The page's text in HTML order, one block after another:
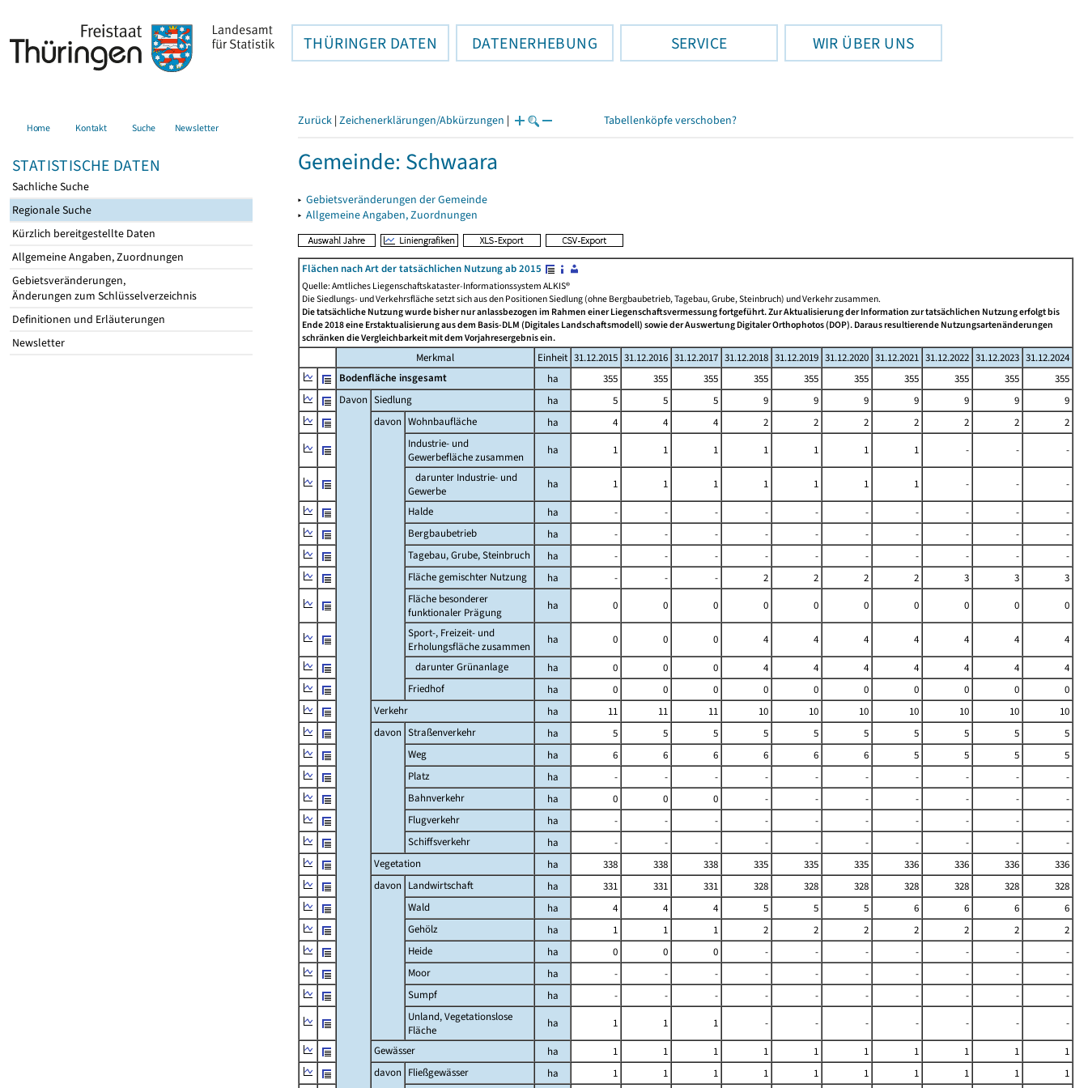
THÜRINGER DATEN DATENERHEBUNG SERVICE WIR ÜBER UNS
Home Kontakt Suche Newsletter
STATISTISCHE DATEN
Sachliche Suche
Regionale Suche
Kürzlich bereitgestellte Daten
Allgemeine Angaben, Zuordnungen
Gebietsveränderungen,
Änderungen zum Schlüsselverzeichnis
Definitionen und Erläuterungen
Newsletter
Zurück | Zeichenerklärungen/Abkürzungen | Tabellenköpfe verschoben?
Gemeinde: Schwaara
▸ Gebietsveränderungen der Gemeinde
▸ Allgemeine Angaben, Zuordnungen
Flächen nach Art der tatsächlichen Nutzung ab 2015
Quelle: Amtliches Liegenschaftskataster-Informationssystem ALKIS®
Die Siedlungs- und Verkehrsfläche setzt sich aus den Positionen Siedlung (ohne Bergbaubetrieb, Tagebau, Grube, Steinbruch) und Verkehr zusammen.
Die tatsächliche Nutzung wurde bisher nur anlassbezogen im Rahmen einer Liegenschaftsvermessung fortgeführt. Zur Aktualisierung der Information zur tatsächlichen Nutzung erfolgt bis
Ende 2018 eine Erstaktualisierung aus dem Basis-DLM (Digitales Landschaftsmodell) sowie der Auswertung Digitaler Orthophotos (DOP). Daraus resultierende Nutzungsartenänderungen
schränken die Vergleichbarkeit mit dem Vorjahresergebnis ein.
Merkmal Einheit 31.12.2015 31.12.2016 31.12.2017 31.12.2018 31.12.2019 31.12.2020 31.12.2021 31.12.2022 31.12.2023 31.12.2024
Bodenfläche insgesamt
ha 355 355 355 355 355 355 355 355 355
355
Davon Siedlung ha 5 5 5 9 9 9 9 9 9
9
davon Wohnbaufläche ha 4 4 4 2 2 2 2 2 2
2
Industrie- und
Gewerbefläche zusammen
ha 1 1 1 1 1 1 1 - -
-
darunter Industrie- und
Gewerbe
ha 1 1 1 1 1 1 1 - -
-
Halde
ha - - - - - - - - -
-
Bergbaubetrieb
ha - - - - - - - - -
-
Tagebau, Grube, Steinbruch
ha - - - - - - - - -
-
Fläche gemischter Nutzung
ha - - - 2 2 2 2 3 3
3
Fläche besonderer
funktionaler Prägung
ha 0 0 0 0 0 0 0 0 0
0
Sport-, Freizeit- und
Erholungsfläche zusammen
ha 0 0 0 4 4 4 4 4 4
4
darunter Grünanlage
ha 0 0 0 4 4 4 4 4 4
4
Friedhof
ha 0 0 0 0 0 0 0 0 0
0
Verkehr
ha 11 11 11 10 10 10 10 10 10
10
davon Straßenverkehr ha 5 5 5 5 5 5 5 5 5
5
Weg
ha 6 6 6 6 6 6 5 5 5
5
Platz
ha - - - - - - - - -
-
Bahnverkehr
ha 0 0 0 - - - - - -
-
Flugverkehr
ha - - - - - - - - -
-
Schiffsverkehr
ha - - - - - - - - -
-
Vegetation
ha 338 338 338 335 335 335 336 336 336
336
davon Landwirtschaft ha 331 331 331 328 328 328 328 328 328
328
Wald
ha 4 4 4 5 5 5 6 6 6
6
Gehölz
ha 1 1 1 2 2 2 2 2 2
2
Heide
ha 0 0 0 - - - - - -
-
Moor
ha - - - - - - - - -
-
Sumpf
ha - - - - - - - - -
-
Unland, Vegetationslose
Fläche
ha 1 1 1 - - - - - -
-
Gewässer
ha 1 1 1 1 1 1 1 1 1
1
davon Fließgewässer ha 1 1 1 1 1 1 1 1 1
1